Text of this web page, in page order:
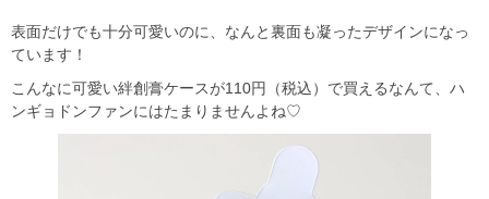
表面だけでも十分可愛いのに、なんと裏面も凝ったデザインになっ
ています！
こんなに可愛い絆創膏ケースが110円（税込）で買えるなんて、ハ
ンギョドンファンにはたまりませんよね♡